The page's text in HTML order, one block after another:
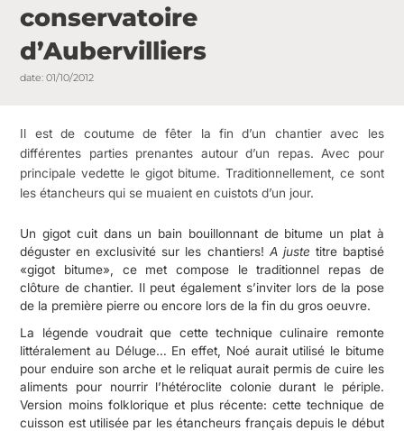
conservatoire
d’Aubervilliers
date: 01/10/2012
Il est de coutume de fêter la fin d’un chantier avec les
différentes parties prenantes autour d’un repas. Avec pour
principale vedette le gigot bitume. Traditionnellement, ce sont
les étancheurs qui se muaient en cuistots d’un jour.
Un gigot cuit dans un bain bouillonnant de bitume un plat à
déguster en exclusivité sur les chantiers! A juste titre baptisé
«gigot bitume», ce met compose le traditionnel repas de
clôture de chantier. Il peut également s’inviter lors de la pose
de la première pierre ou encore lors de la fin du gros oeuvre.
La légende voudrait que cette technique culinaire remonte
littéralement au Déluge… En effet, Noé aurait utilisé le bitume
pour enduire son arche et le reliquat aurait permis de cuire les
aliments pour nourrir l’hétéroclite colonie durant le périple.
Version moins folklorique et plus récente: cette technique de
cuisson est utilisée par les étancheurs français depuis le début